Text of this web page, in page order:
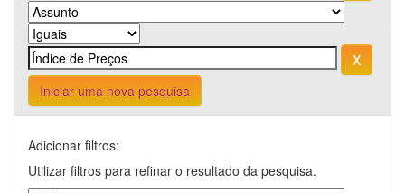
Iniciar uma nova pesquisa
Adicionar filtros:
Utilizar filtros para refinar o resultado da pesquisa.